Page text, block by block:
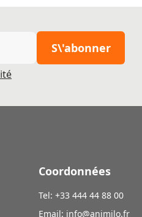
S\'abonner
Coordonnées
Tel: +33 444 44 88 00
Email: info@animilo.fr